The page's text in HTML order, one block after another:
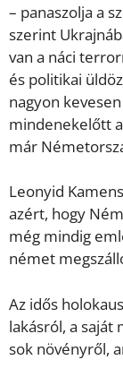
– panaszolja a
szerint
van a náci
és politikai
nagyon
mindenekelőtt
már
Leonyid
azért, hogy
még mindig
német
Az idős
lakásról, a saját
sok növényről,